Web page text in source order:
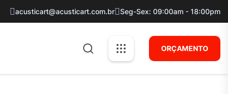
acusticart@acusticart.com.br Seg-Sex: 09:00am - 18:00pm
ORÇAMENTO